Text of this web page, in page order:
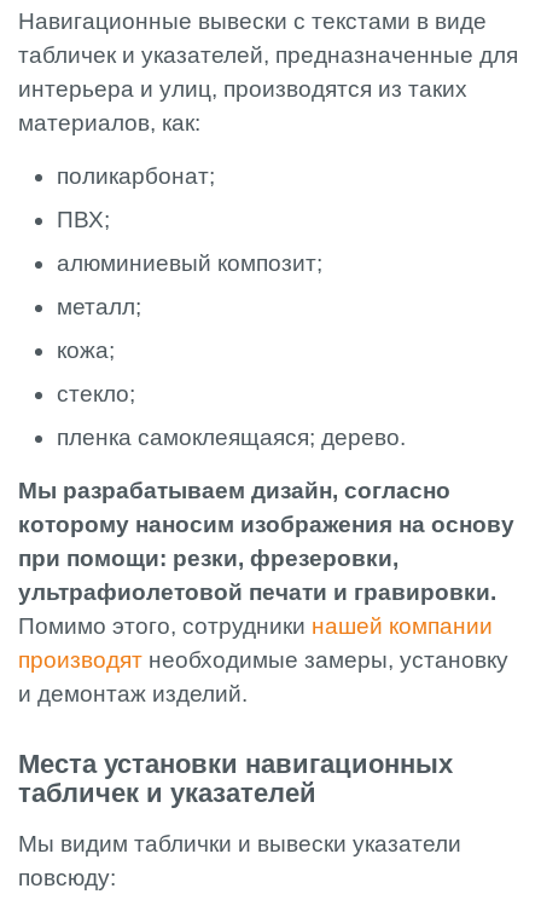
Навигационные вывески с текстами в виде
табличек и указателей, предназначенные для
интерьера и улиц, производятся из таких
материалов, как:
поликарбонат;
ПВХ;
алюминиевый композит;
металл;
кожа;
стекло;
пленка самоклеящаяся; дерево.
Мы разрабатываем дизайн, согласно
которому наносим изображения на основу
при помощи: резки, фрезеровки,
ультрафиолетовой печати и гравировки.
Помимо этого, сотрудники нашей компании
производят необходимые замеры, установку
и демонтаж изделий.
Места установки навигационных
табличек и указателей
Мы видим таблички и вывески указатели
повсюду: